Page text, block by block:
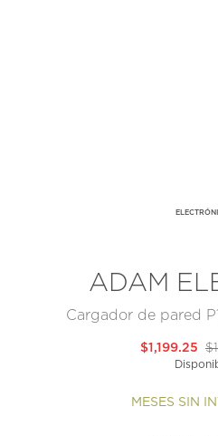
ADAM
Cargador de pared
$1,199.25
MESES SIN